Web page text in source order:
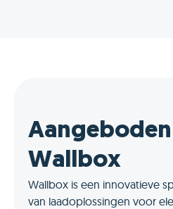
Wallbox
Wallbox is een innovatieve
van laadoplossingen voor